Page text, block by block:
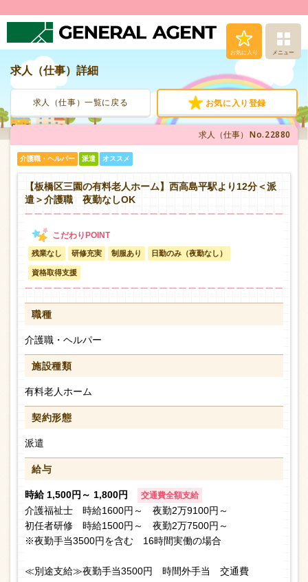
お気に入り メニュー
人材派遣サービス
転職支援サービス
登録から就業まで
お問い合わせ
求人（仕事）詳細
求人（仕事）一覧に戻る お気に入り登録
求人（仕事） No.22880
介護職・ヘルパー 派遣 オススメ
【板橋区三園の有料老人ホーム】西高島平駅より12分＜派
遣＞介護職 夜勤なしOK
残業なし 研修充実 制服あり 日勤のみ（夜勤なし）
資格取得支援
職種
介護職・ヘルパー
施設種類
有料老人ホーム
契約形態
派遣
給与
時給 1,500円～ 1,800円 交通費全額支給
介護福祉士 時給1600円～ 夜勤2万9100円～
初任者研修 時給1500円～ 夜勤2万7500円～
※夜勤手当3500円を含む 16時間実働の場合
≪別途支給≫夜勤手当3500円 時間外手当 交通費